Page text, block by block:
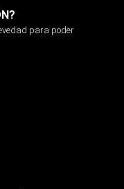
para poder